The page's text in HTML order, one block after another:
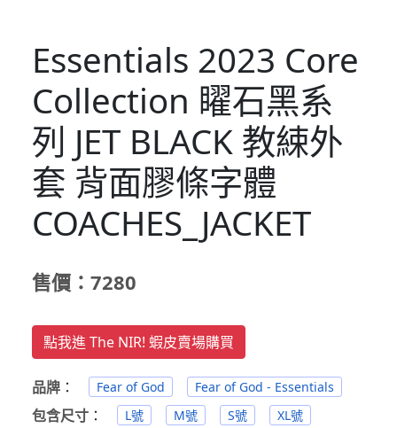
Essentials 2023 Core
Collection 矅石黑系
列 JET BLACK 教綀外
套 背面膠條字體
COACHES_JACKET
售價：7280
點我進 The NIR! 蝦皮賣場購買
品牌 ： Fear of God Fear of God - Essentials
包含尺寸 ： L號 M號 S號 XL號